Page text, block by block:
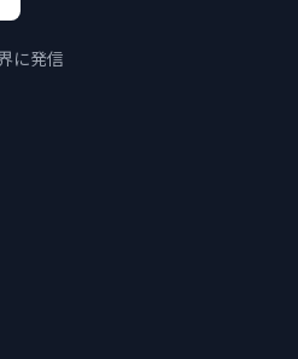
に発信